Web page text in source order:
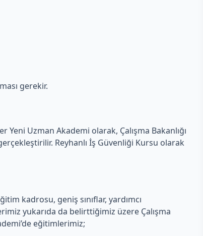
gerekir.
Uzman Akademi olarak, Çalışma Bakanlığı
Reyhanlı İş Güvenliği Kursu olarak
kadrosu, geniş sınıflar, yardımcı
yukarıda da belirttiğimiz üzere Çalışma
eğitimlerimiz;